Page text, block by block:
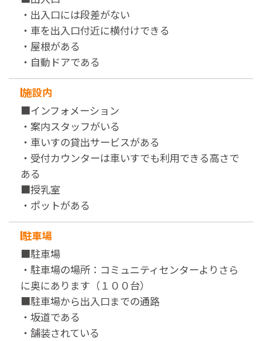
・出入口には段差がない
・車を出入口付近に横付けできる
・屋根がある
・自動ドアである
施設内
■インフォメーション
・案内スタッフがいる
・車いすの貸出サービスがある
・受付カウンターは車いすでも利用できる高さで
ある
■授乳室
・ポットがある
駐車場
■駐車場
・駐車場の場所：コミュニティセンターよりさら
に奥にあります（１００台）
■駐車場から出入口までの通路
・坂道である
・舗装されている